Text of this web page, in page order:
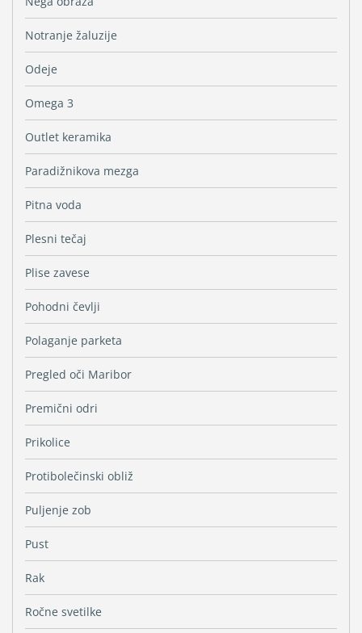
Notranje žaluzije
Odeje
Omega 3
Outlet keramika
Paradižnikova mezga
Pitna voda
Plesni tečaj
Plise zavese
Pohodni čevlji
Polaganje parketa
Pregled oči Maribor
Premični odri
Prikolice
Protibolečinski obliž
Puljenje zob
Pust
Rak
Ročne svetilke